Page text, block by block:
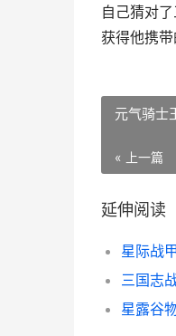
自己猜对
获得他携
元气骑士
« 上一篇
延伸阅读